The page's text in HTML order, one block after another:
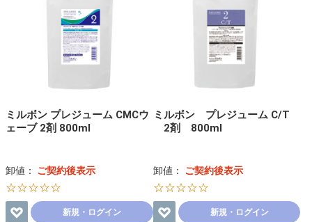
ミルボン プレジューム CMCウ
ェーブ 2剤 800ml
卸値： ご契約後表示
☆☆☆☆☆
新規・ログイン
ミルボン プレジューム C/T
2剤 800ml
卸値： ご契約後表示
☆☆☆☆☆
新規・ログイン